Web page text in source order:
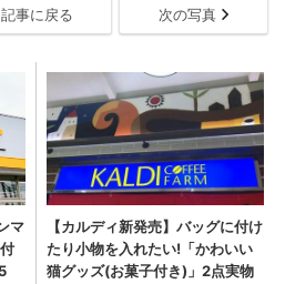
記事に戻る 次の写真